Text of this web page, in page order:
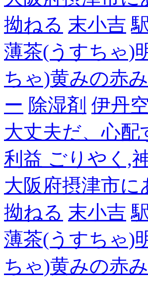
拗ねる 末小吉
薄茶(うすちゃ)
ちゃ)黄みの赤
ー 除湿剤 伊丹
大丈夫だ、心
利益 ごりやく,
大阪府摂津市に
拗ねる 末小吉
薄茶(うすちゃ)
ちゃ)黄みの赤